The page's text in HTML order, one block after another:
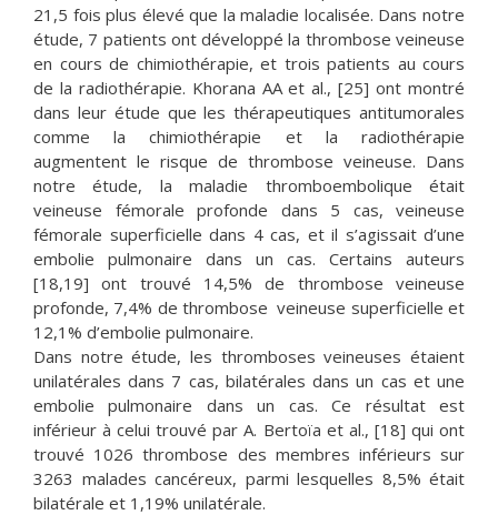
21,5 fois plus élevé que la maladie localisée. Dans notre
étude, 7 patients ont développé la thrombose veineuse
en cours de chimiothérapie, et trois patients au cours
de la radiothérapie. Khorana AA et al., [25] ont montré
dans leur étude que les thérapeutiques antitumorales
comme la chimiothérapie et la radiothérapie
augmentent le risque de thrombose veineuse. Dans
notre étude, la maladie thromboembolique était
veineuse fémorale profonde dans 5 cas, veineuse
fémorale superficielle dans 4 cas, et il s’agissait d’une
embolie pulmonaire dans un cas. Certains auteurs
[18,19] ont trouvé 14,5% de thrombose veineuse
profonde, 7,4% de thrombose veineuse superficielle et
12,1% d’embolie pulmonaire.
Dans notre étude, les thromboses veineuses étaient
unilatérales dans 7 cas, bilatérales dans un cas et une
embolie pulmonaire dans un cas. Ce résultat est
inférieur à celui trouvé par A. Bertoïa et al., [18] qui ont
trouvé 1026 thrombose des membres inférieurs sur
3263 malades cancéreux, parmi lesquelles 8,5% était
bilatérale et 1,19% unilatérale.